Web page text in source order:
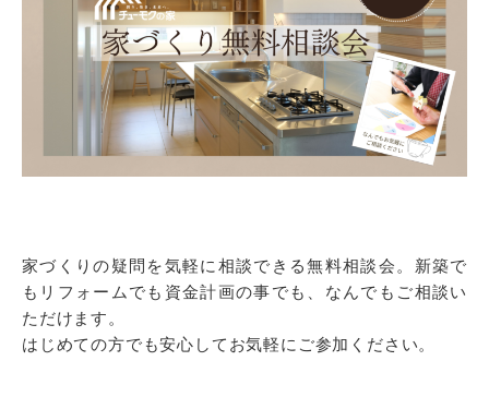
家づくりの疑問を気軽に相談できる無料相談会。新築で
もリフォームでも資金計画の事でも、なんでもご相談い
ただけます。
はじめての方でも安心してお気軽にご参加ください。